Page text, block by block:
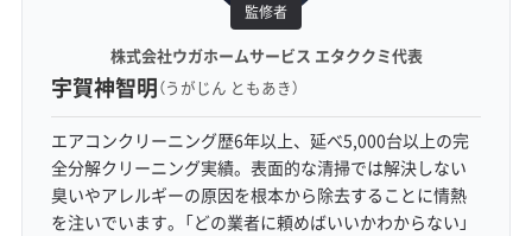
監修者
株式会社ウガホームサービス エタククミ代表
宇賀神智明（うがじん ともあき）
エアコンクリーニング歴6年以上、延べ5,000台以上の完
全分解クリーニング実績。表面的な清掃では解決しない
臭いやアレルギーの原因を根本から除去することに情熱
を注いでいます。「どの業者に頼めばいいかわからない」